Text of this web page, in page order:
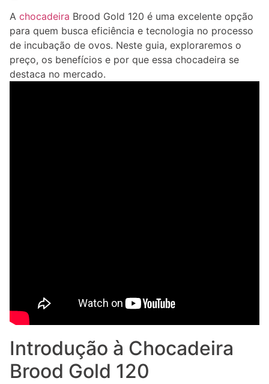
A chocadeira Brood Gold 120 é uma excelente opção
para quem busca eficiência e tecnologia no processo
de incubação de ovos. Neste guia, exploraremos o
preço, os benefícios e por que essa chocadeira se
destaca no mercado.
Introdução à Chocadeira
Brood Gold 120